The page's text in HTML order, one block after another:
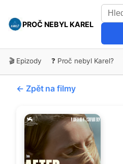
PROČ NEBYL KAREL
🎬 Epizody ❓ Proč nebyl Karel?
← Zpět na filmy